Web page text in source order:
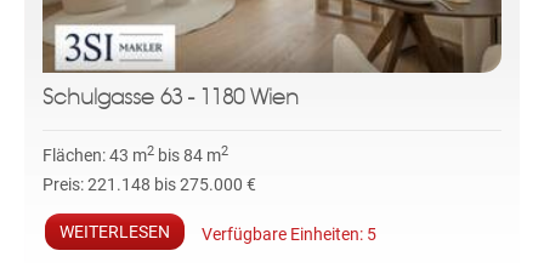
Schulgasse 63 - 1180 Wien
Flächen:43 m2 bis 84 m2
Preis:221.148 bis 275.000 €
WEITERLESEN Verfügbare Einheiten: 5